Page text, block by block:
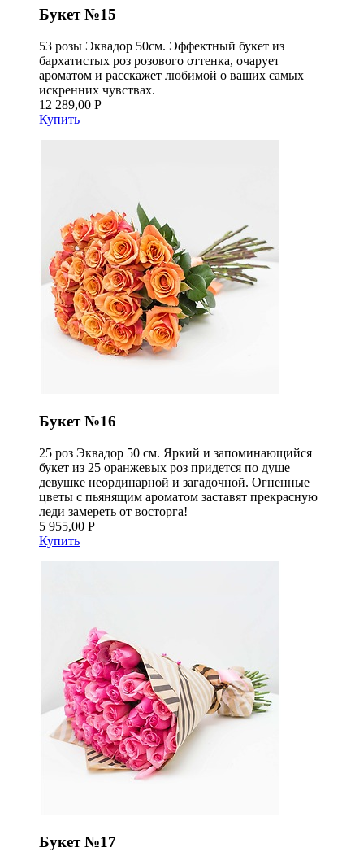
Букет №15
53 розы Эквадор 50см. Эффектный букет из
бархатистых роз розового оттенка, очарует
ароматом и расскажет любимой о ваших самых
искренних чувствах.
12 289,00 Р
Купить
Букет №16
25 роз Эквадор 50 см. Яркий и запоминающийся
букет из 25 оранжевых роз придется по душе
девушке неординарной и загадочной. Огненные
цветы с пьянящим ароматом заставят прекрасную
леди замереть от восторга!
5 955,00 Р
Купить
Букет №17